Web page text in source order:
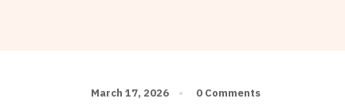
March 17, 2026 0 Comments